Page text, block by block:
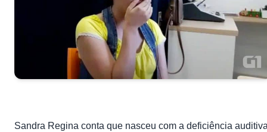
Sandra Regina conta que nasceu com a deficiência